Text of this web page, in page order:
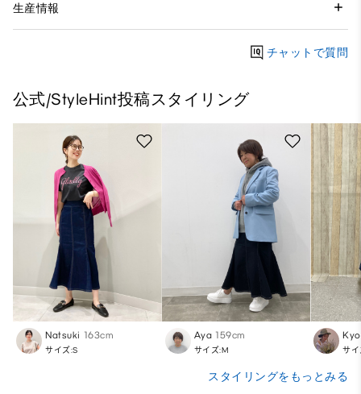
生産情報
チャットで質問
公式/StyleHint投稿スタイリング
Natsuki 163cm
サイズ:S
Aya 159cm
サイズ:M サイ
スタイリングをもっとみる